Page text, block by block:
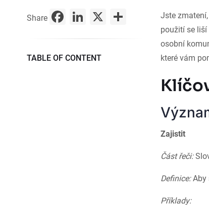
Share Facebook
LinkedIn
X Share
TABLE OF CONTENT
Jste
použití se
osobní
které vám
Zajistit
Část řeči:
Definice:Aby
Příklady: